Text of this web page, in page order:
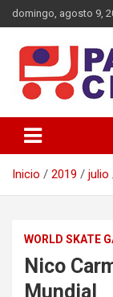
Saltar
al
domingo, agosto 9,
Patines
Inicio 2019 julio
WORLD SKATE
Nico
Mundial